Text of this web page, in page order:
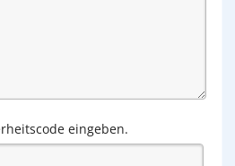
eingeben.